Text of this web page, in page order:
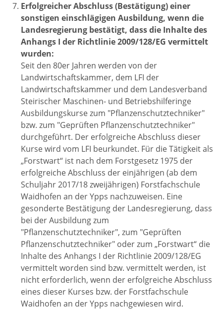
Erfolgreicher Abschluss (Bestätigung) einer
sonstigen einschlägigen Ausbildung, wenn die
Landesregierung bestätigt, dass die Inhalte des
Anhangs I der Richtlinie 2009/128/EG vermittelt
wurden:
Seit den 80er Jahren werden von der
Landwirtschaftskammer, dem LFI der
Landwirtschaftskammer und dem Landesverband
Steirischer Maschinen- und Betriebshilferinge
Ausbildungskurse zum "Pflanzenschutztechniker"
bzw. zum "Geprüften Pflanzenschutztechniker"
durchgeführt. Der erfolgreiche Abschluss dieser
Kurse wird vom LFI beurkundet. Für die Tätigkeit als
„Forstwart“ ist nach dem Forstgesetz 1975 der
erfolgreiche Abschluss der einjährigen (ab dem
Schuljahr 2017/18 zweijährigen) Forstfachschule
Waidhofen an der Ypps nachzuweisen. Eine
gesonderte Bestätigung der Landesregierung, dass
bei der Ausbildung zum
"Pflanzenschutztechniker", zum "Geprüften
Pflanzenschutztechniker" oder zum „Forstwart“ die
Inhalte des Anhangs I der Richtlinie 2009/128/EG
vermittelt worden sind bzw. vermittelt werden, ist
nicht erforderlich, wenn der erfolgreiche Abschluss
eines dieser Kurses bzw. der Forstfachschule
Waidhofen an der Ypps nachgewiesen wird.